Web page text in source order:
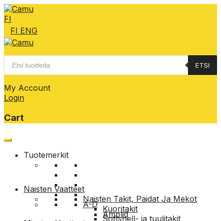
FI
FI ENG
Products
search
ETSI
My Account
Login
Cart
Skip
contentTuotemerkit
A-D
Amplid
Naisten Vaatteet
Naisten Takit, Paidat Ja Mekot
Kuoritakit
Softshell- ja tuulitakit